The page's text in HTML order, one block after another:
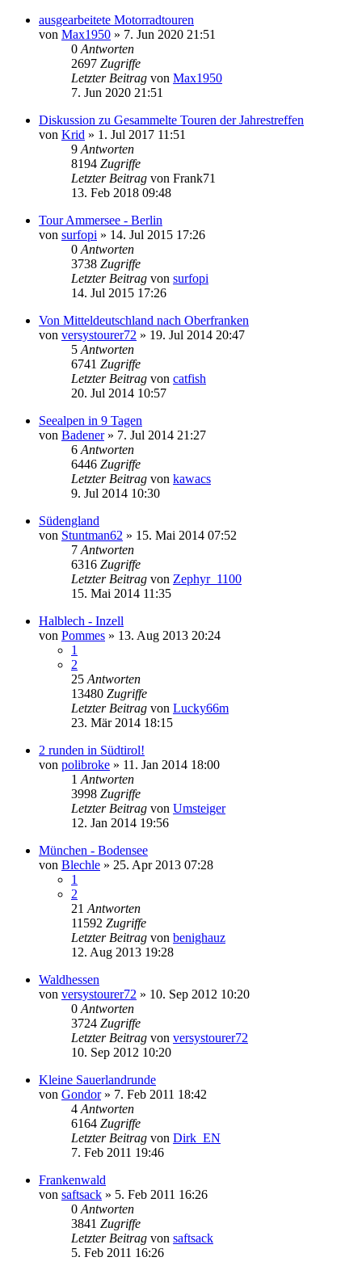
ausgearbeitete Motorradtouren
von Max1950 » 7. Jun 2020 21:51
0 Antworten
2697 Zugriffe
Letzter Beitrag von Max1950
7. Jun 2020 21:51
Diskussion zu Gesammelte Touren der Jahrestreffen
von Krid » 1. Jul 2017 11:51
9 Antworten
8194 Zugriffe
Letzter Beitrag von Frank71
13. Feb 2018 09:48
Tour Ammersee - Berlin
von surfopi » 14. Jul 2015 17:26
0 Antworten
3738 Zugriffe
Letzter Beitrag von surfopi
14. Jul 2015 17:26
Von Mitteldeutschland nach Oberfranken
von versystourer72 » 19. Jul 2014 20:47
5 Antworten
6741 Zugriffe
Letzter Beitrag von catfish
20. Jul 2014 10:57
Seealpen in 9 Tagen
von Badener» 7. Jul 2014 21:27
6 Antworten
6446 Zugriffe
Letzter Beitrag von kawacs
9. Jul 2014 10:30
Südengland
von Stuntman62 » 15. Mai 2014 07:52
7 Antworten
6316 Zugriffe
Letzter Beitrag von Zephyr_1100
15. Mai 2014 11:35
Halblech - Inzell
von Pommes » 13. Aug 2013 20:24
1
2
25 Antworten
13480 Zugriffe
Letzter Beitrag von Lucky66m
23. Mär 2014 18:15
2 runden in Südtirol!
von polibroke » 11. Jan 2014 18:00
1 Antworten
3998 Zugriffe
Letzter Beitrag von Umsteiger
12. Jan 2014 19:56
München - Bodensee
von Blechle » 25. Apr 2013 07:28
1
2
21 Antworten
11592 Zugriffe
Letzter Beitrag von benighauz
12. Aug 2013 19:28
Waldhessen
von versystourer72 » 10. Sep 2012 10:20
0 Antworten
3724 Zugriffe
Letzter Beitrag von versystourer72
10. Sep 2012 10:20
Kleine Sauerlandrunde
von Gondor» 7. Feb 2011 18:42
4 Antworten
6164 Zugriffe
Letzter Beitrag von Dirk_EN
7. Feb 2011 19:46
Frankenwald
von saftsack » 5. Feb 2011 16:26
0 Antworten
3841 Zugriffe
Letzter Beitrag von saftsack
5. Feb 2011 16:26